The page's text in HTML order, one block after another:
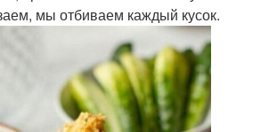
мы отбиваем каждый кусок.